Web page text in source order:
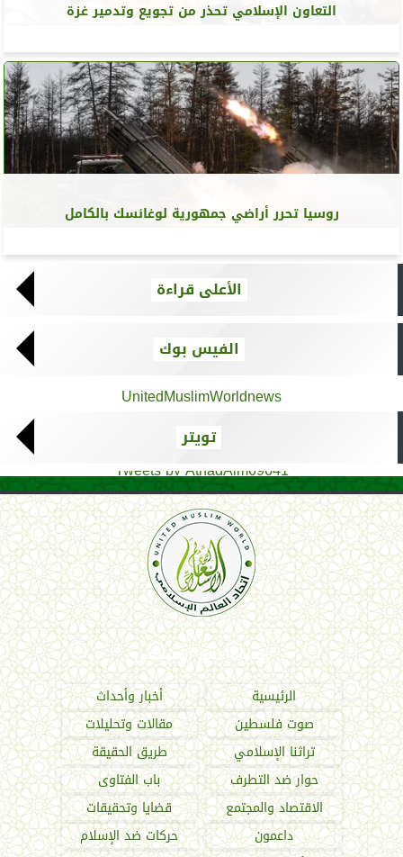
التعاون الإسلامي تحذر من تجويع وتدمير غزة
روسيا تحرر أراضي جمهورية لوغانسك بالكامل
الأعلى قراءة
الفيس بوك
UnitedMuslimWorldnews
تويتر
Tweets by AthadAlm69641
اتحاد العالم الإسلامي
الرئيسية
أخبار وأحداث
صوت فلسطين
مقالات وتحليلات
تراثنا الإسلامي
طريق الحقيقة
حوار ضد التطرف
باب الفتاوى
الاقتصاد والمجتمع
قضايا وتحقيقات
داعمون
حركات ضد الإسلام